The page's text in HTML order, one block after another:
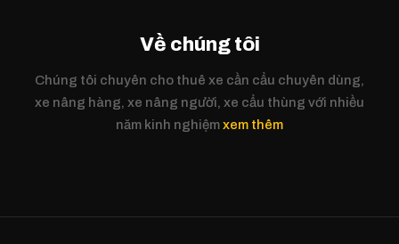
Về chúng tôi
Chúng tôi chuyên cho thuê xe cần cẩu chuyên dùng,
xe nâng hàng, xe nâng người, xe cẩu thùng với nhiều
năm kinh nghiệmxem thêm